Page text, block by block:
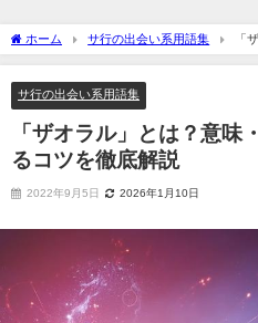
ホーム サ行の出会い系用語集
「
上げるコツを徹底解説
サ行の出会い系用語集
「ザオラル」とは？意味
るコツを徹底解説
2022年9月5日 2026年1月10日